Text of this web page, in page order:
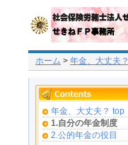
ホーム > 年金、大丈夫？
年金、大丈夫？ top
1.自分の年金制度
2.公的年金の役目